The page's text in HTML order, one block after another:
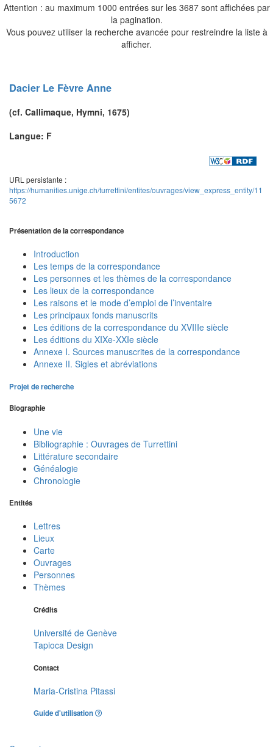
Attention : au maximum 1000 entrées sur les 3687 sont affichées par
la pagination.
Vous pouvez utiliser la recherche avancée pour restreindre la liste à
afficher.
Dacier Le Fèvre Anne
(cf. Callimaque, Hymni, 1675)
Langue: F
URL persistante :
https://humanities.unige.ch/turrettini/entites/ouvrages/view_express_entity/11
5672
Présentation de la correspondance
Introduction
Les temps de la correspondance
Les personnes et les thèmes de la correspondance
Les lieux de la correspondance
Les raisons et le mode d’emploi de l’inventaire
Les principaux fonds manuscrits
Les éditions de la correspondance du XVIIIe siècle
Les éditions du XIXe-XXIe siècle
Annexe I. Sources manuscrites de la correspondance
Annexe II. Sigles et abréviations
Projet de recherche
Biographie
Une vie
Bibliographie : Ouvrages de Turrettini
Littérature secondaire
Généalogie
Chronologie
Entités
Lettres
Lieux
Carte
Ouvrages
Personnes
Thèmes
Crédits
Université de Genève
Tapioca Design
Contact
Maria-Cristina Pitassi
Guide d'utilisation